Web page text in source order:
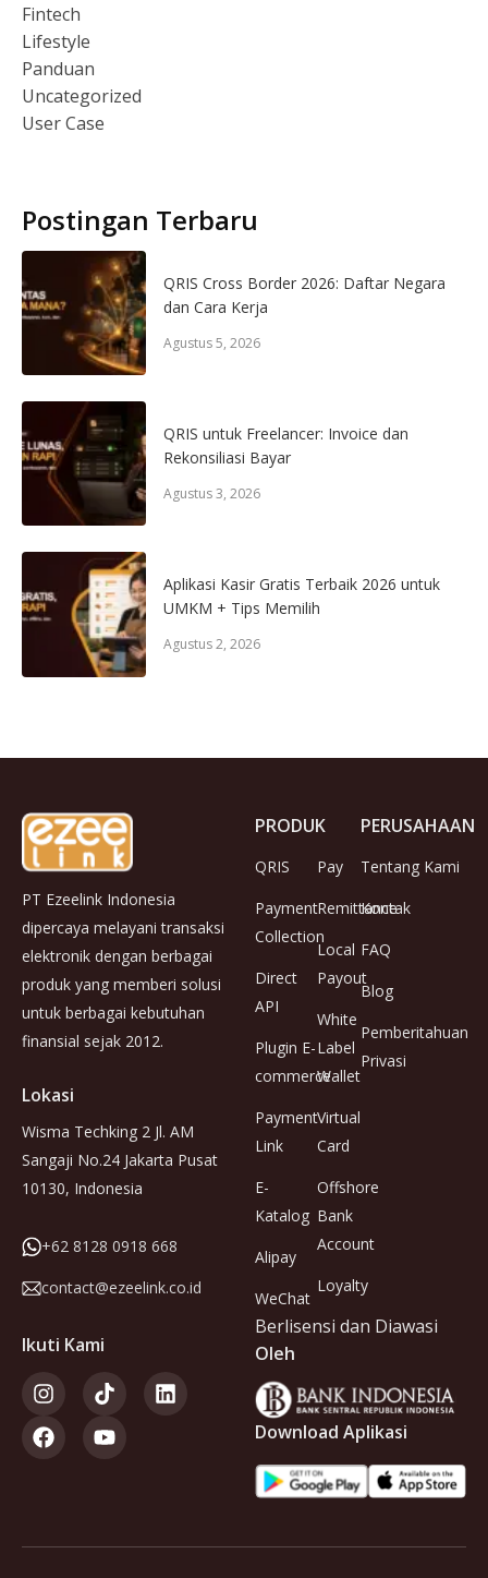
Fintech
Lifestyle
Panduan
Uncategorized
User Case
Postingan Terbaru
QRIS Cross Border 2026: Daftar Negara
dan Cara Kerja
Agustus 5, 2026
QRIS untuk Freelancer: Invoice dan
Rekonsiliasi Bayar
Agustus 3, 2026
Aplikasi Kasir Gratis Terbaik 2026 untuk
UMKM + Tips Memilih
Agustus 2, 2026
PT Ezeelink Indonesia
dipercaya melayani transaksi
elektronik dengan berbagai
produk yang memberi solusi
untuk berbagai kebutuhan
finansial sejak 2012.
Lokasi
Wisma Techking 2 Jl. AM
Sangaji No.24 Jakarta Pusat
10130, Indonesia
+62 8128 0918 668
contact@ezeelink.co.id
Ikuti Kami
PRODUK
QRIS
Payment
Collection
Direct
API
Plugin E-
commerce
Payment
Link
E-
Katalog
Alipay
WeChat
Pay
Remittance
Local
Payout
White
Label
Wallet
Virtual
Card
Offshore
Bank
Account
Loyalty
PERUSAHAAN
Tentang Kami
Kontak
FAQ
Blog
Pemberitahuan
Privasi
Berlisensi dan Diawasi
Oleh
Download Aplikasi